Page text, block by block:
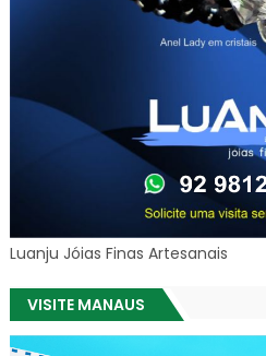
Luanju Jóias Finas Artesanais
VISITE MANAUS